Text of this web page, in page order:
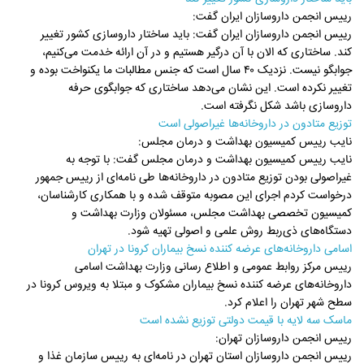
رییس انجمن داروسازان ایران گفت:
رییس انجمن داروسازان ایران گفت: باید ساختار داروسازی کشور تغییر
کند. ساختاری که الان با آن درگیر هستیم و در آن ارائه خدمت می‌کنیم،
جوابگو نیست. نزدیک ۴۰ سال است که جنس مطالبات ما یکنواخت بوده و
تغییر نکرده است. این نشان می‌دهد ساختاری که جوابگوی حرفه
داروسازی باشد شکل نگرفته است.
توزیع متادون در داروخانه‌ها غیراصولی است
نایب رییس کمیسیون بهداشت و درمان مجلس:
نایب رییس کمیسیون بهداشت و درمان مجلس گفت: با توجه به
غیراصولی بودن توزیع متادون در داروخانه‌ها طی نامه‌ای از رییس جمهور
درخواست کردم اجرای این مصوبه متوقف شده و با همکاری کارشناسان،
کمیسیون تخصصی بهداشت مجلس، مسئولان وزارت بهداشت و
دستگاه‌های ذی‌ربط روش علمی و اصولی تهیه شود.
اسامی داروخانه‌های عرضه کننده نسخ بیماران کرونا در تهران
رییس مرکز روابط عمومی و اطلاع رسانی وزارت بهداشت اسامی
داروخانه‌های عرضه کننده نسخ بیماران مشکوک و مبتلا به ویروس کرونا در
سطح شهر تهران را اعلام کرد.
ماسک سه لایه با قیمت دولتی توزیع نشده است
رییس انجمن داروسازان تهران:
رییس انجمن داروسازان استان تهران در نامه‌ای به رییس سازمان غذا و